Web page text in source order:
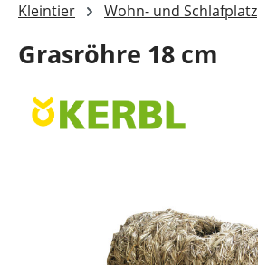
Kleintier Wohn- und Schlafplatz
Grasröhre 18 cm